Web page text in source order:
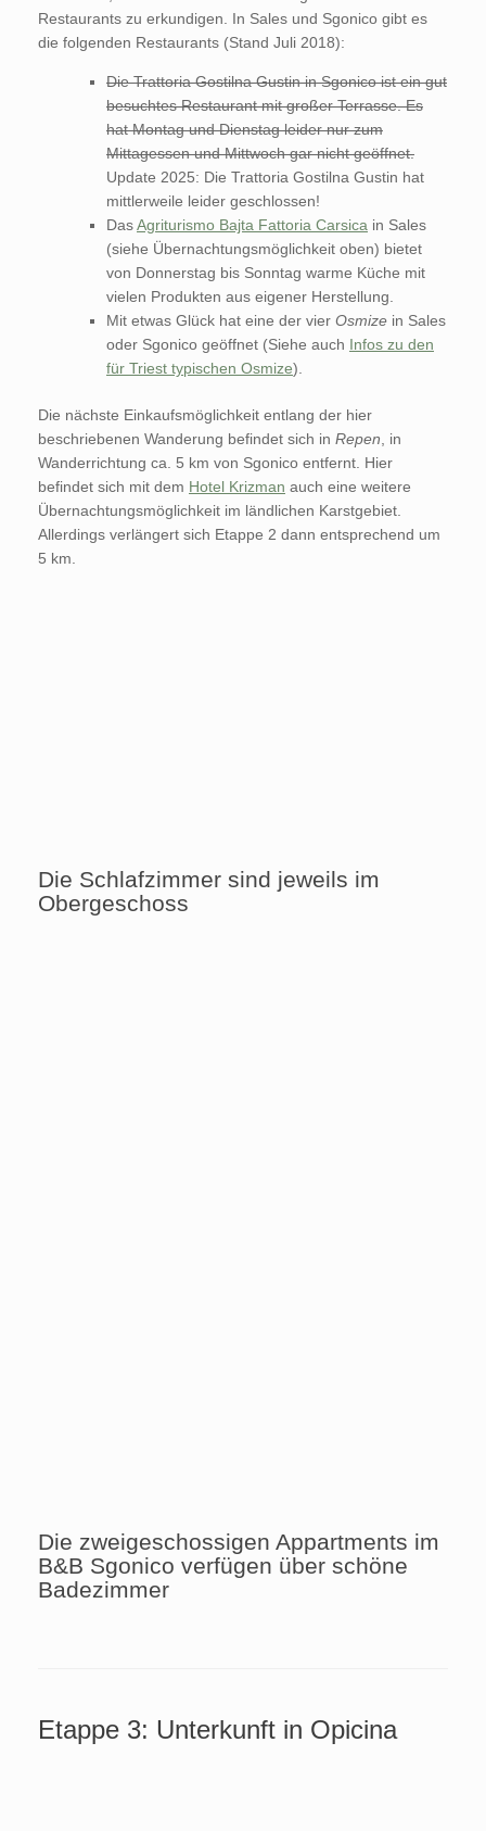
Restaurants zu erkundigen. In Sales und Sgonico gibt es
die folgenden Restaurants (Stand Juli 2018):
Die Trattoria Gostilna Gustin in Sgonico ist ein gut
besuchtes Restaurant mit großer Terrasse. Es
hat Montag und Dienstag leider nur zum
Mittagessen und Mittwoch gar nicht geöffnet.
Update 2025: Die Trattoria Gostilna Gustin hat
mittlerweile leider geschlossen!
DasAgriturismo Bajta Fattoria Carsica in Sales
(siehe Übernachtungsmöglichkeit oben) bietet
von Donnerstag bis Sonntag warme Küche mit
vielen Produkten aus eigener Herstellung.
Mit etwas Glück hat eine der vier Osmize in Sales
oder Sgonico geöffnet (Siehe auch Infos zu den
für Triest typischen Osmize).
Die nächste Einkaufsmöglichkeit entlang der hier
beschriebenen Wanderung befindet sich in Repen , in
Wanderrichtung ca. 5 km von Sgonico entfernt. Hier
befindet sich mit dem Hotel Krizman auch eine weitere
Übernachtungsmöglichkeit im ländlichen Karstgebiet.
Allerdings verlängert sich Etappe 2 dann entsprechend um
5 km.
Die Schlafzimmer sind jeweils im
Obergeschoss
Die zweigeschossigen Appartments im
B&B Sgonico verfügen über schöne
Badezimmer
Etappe 3: Unterkunft in Opicina